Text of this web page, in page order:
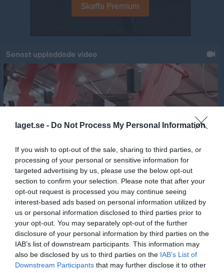
laget.se - Do Not Process My Personal Information
If you wish to opt-out of the sale, sharing to third parties, or
processing of your personal or sensitive information for
targeted advertising by us, please use the below opt-out
section to confirm your selection. Please note that after your
opt-out request is processed you may continue seeing
interest-based ads based on personal information utilized by
us or personal information disclosed to third parties prior to
your opt-out. You may separately opt-out of the further
disclosure of your personal information by third parties on the
IAB’s list of downstream participants. This information may
also be disclosed by us to third parties on the IAB’s List of
Downstream Participants that may further disclose it to other
Senast uppladdade video
Jumpyard 2019 - 11
Senast uppdaterade album
Familjeträning 8/10-2022
6 bilder